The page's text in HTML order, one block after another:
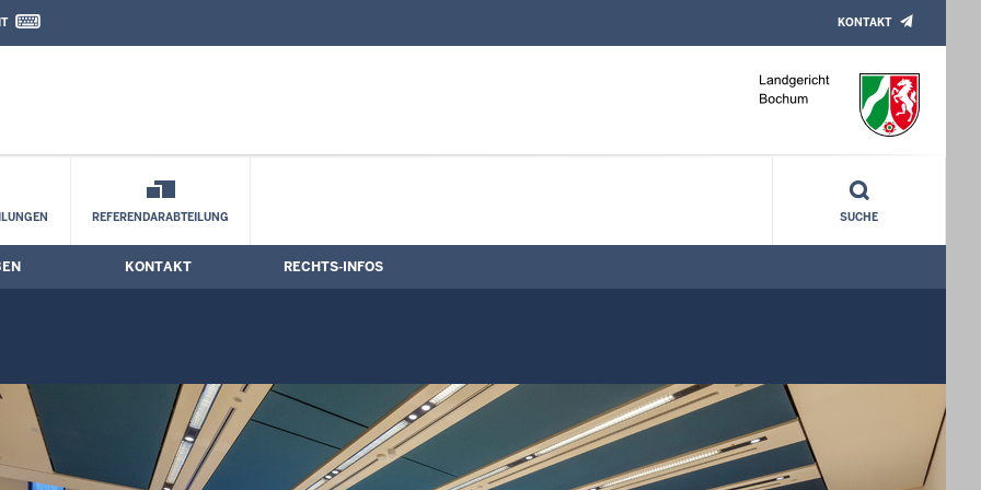
Kontaktformular
KONTAKT
REFERENDARABTEILUNG SUCHE
KONTAKT RECHTS-INFOS